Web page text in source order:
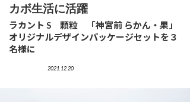
カボ生活に活躍
ラカント S 顆粒 「神宮前 らかん・果」
オリジナルデザインパッケージセットを３
名様に
2021.12.20